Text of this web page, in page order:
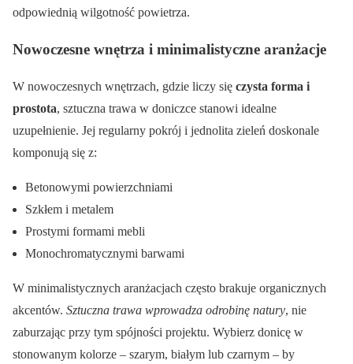
odpowiednią wilgotność powietrza.
Nowoczesne wnętrza i minimalistyczne aranżacje
W nowoczesnych wnętrzach, gdzie liczy się czysta forma i
prostota, sztuczna trawa w doniczce stanowi idealne
uzupełnienie. Jej regularny pokrój i jednolita zieleń doskonale
komponują się z:
Betonowymi powierzchniami
Szkłem i metalem
Prostymi formami mebli
Monochromatycznymi barwami
W minimalistycznych aranżacjach często brakuje organicznych
akcentów. Sztuczna trawa wprowadza odrobinę natury, nie
zaburzając przy tym spójności projektu. Wybierz donicę w
stonowanym kolorze – szarym, białym lub czarnym – by